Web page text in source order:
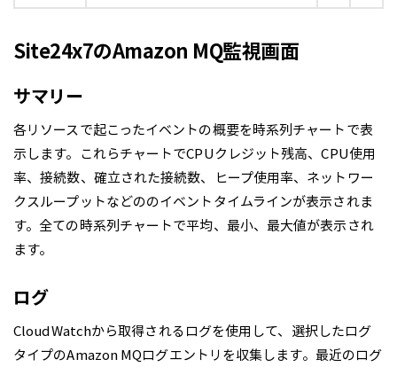
Site24x7のAmazon MQ監視画面
サマリー
各リソースで起こったイベントの概要を時系列チャートで表
示します。これらチャートでCPUクレジット残高、CPU使用
率、接続数、確立された接続数、ヒープ使用率、ネットワー
クスループットなどののイベントタイムラインが表示されま
す。全ての時系列チャートで平均、最小、最大値が表示され
ます。
ログ
CloudWatchから取得されるログを使用して、選択したログ
タイプのAmazon MQログエントリを収集します。最近のログ